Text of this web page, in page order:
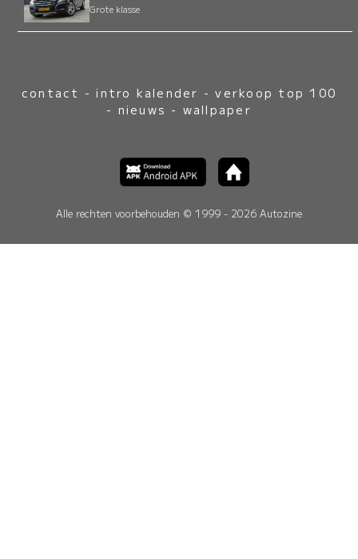
Grote klasse
contact -intro kalender -verkoop top 100
- nieuws - wallpaper
Alle rechten voorbehouden © 1999 - 2026 Autozine